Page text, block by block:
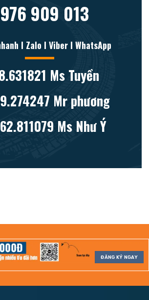
909 013
l Zalo l Viber l WhatsApp
Ms Tuyền
Mr phương
Ms Như Ý
ĐĂNG KÝ NGAY